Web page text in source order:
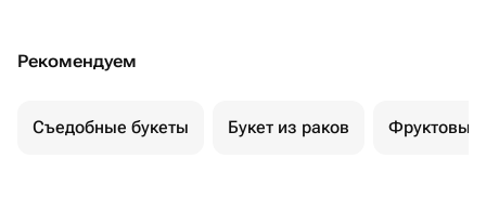
Рекомендуем
Съедобные букеты Букет из раков Фруктовый